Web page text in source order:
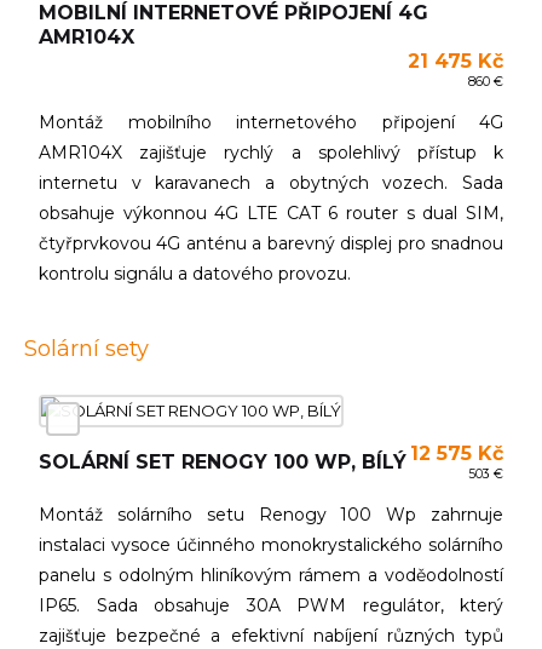
MOBILNÍ INTERNETOVÉ PŘIPOJENÍ 4G
AMR104X
21 475 Kč
860 €
Montáž mobilního internetového připojení 4G
AMR104X zajišťuje rychlý a spolehlivý přístup k
internetu v karavanech a obytných vozech. Sada
obsahuje výkonnou 4G LTE CAT 6 router s dual SIM,
čtyřprvkovou 4G anténu a barevný displej pro snadnou
kontrolu signálu a datového provozu.
Solární sety
SOLÁRNÍ SET RENOGY 100 WP, BÍLÝ 12 575 Kč
503 €
Montáž solárního setu Renogy 100 Wp zahrnuje
instalaci vysoce účinného monokrystalického solárního
panelu s odolným hliníkovým rámem a voděodolností
IP65. Sada obsahuje 30A PWM regulátor, který
zajišťuje bezpečné a efektivní nabíjení různých typů